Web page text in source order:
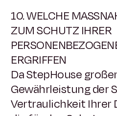
10. WELCHE
ZUM SCHUTZ IHRER
ERGRIFFEN
Da StepHouse
Gewährleistung der
Vertraulichkeit Ihrer